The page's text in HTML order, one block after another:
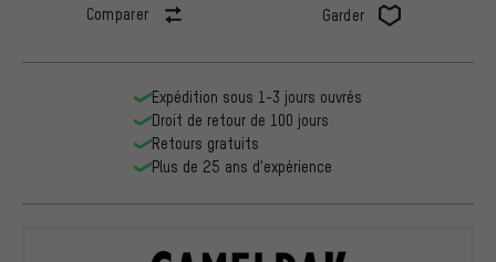
Comparer Garder
Expédition sous 1-3 jours ouvrés
Droit de retour de 100 jours
Retours gratuits
Plus de 25 ans d'expérience